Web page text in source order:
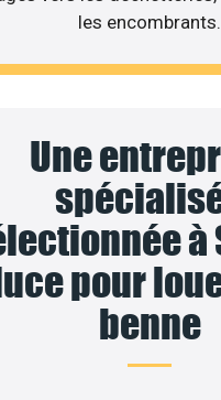
les encombrants.
Une
à
pour
benne